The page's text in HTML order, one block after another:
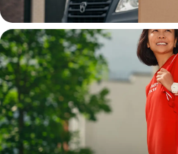
Водитель
грузовой машины